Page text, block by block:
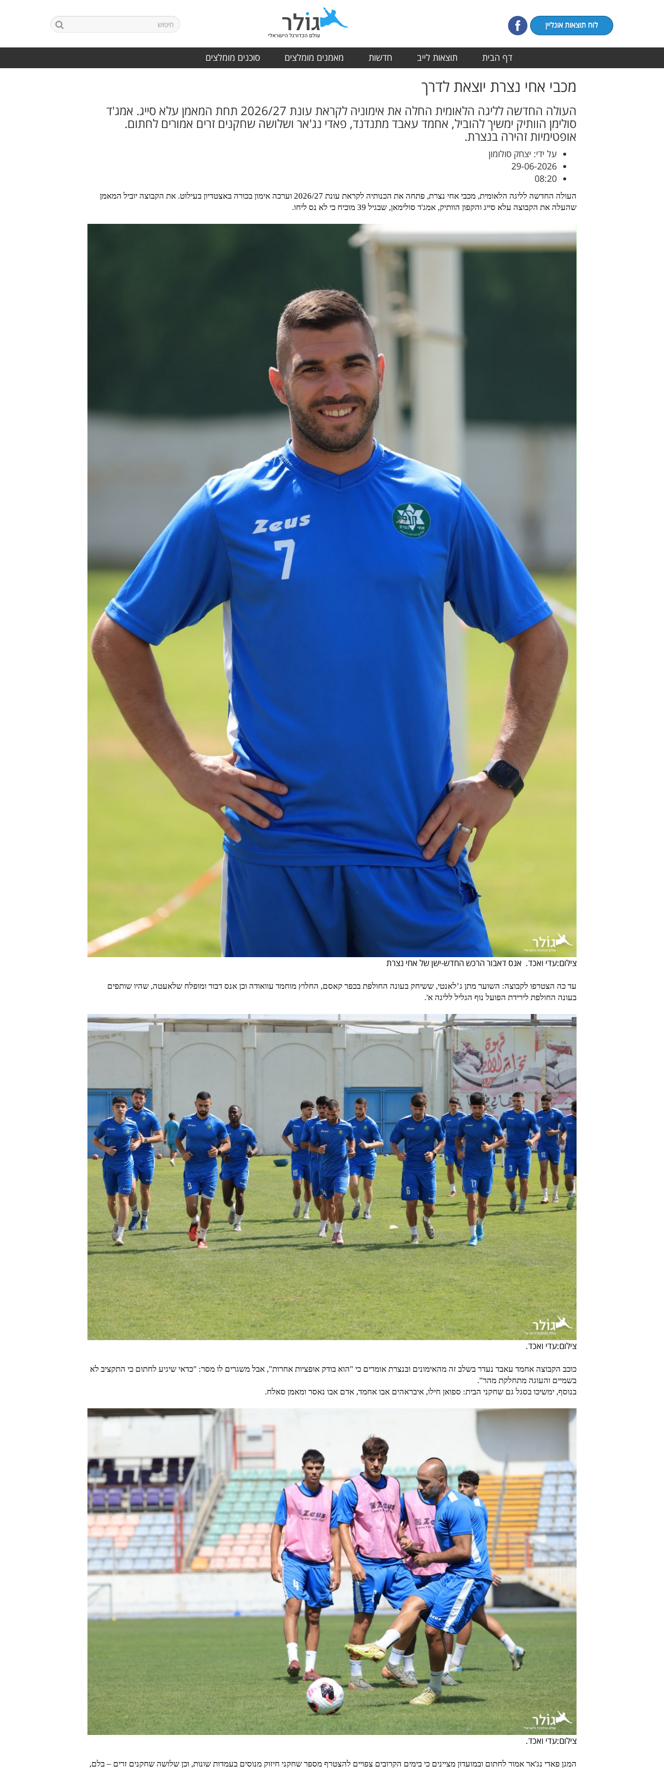
דף הבית תוצאות לייב חדשות מאמנים מומלצים סוכנים מומלצים
מכבי אחי נצרת יוצאת לדרך
העולה החדשה לליגה הלאומית החלה את אימוניה לקראת עונת 2026/27 תחת המאמן עלא סייג. אמג'ד
סולימן הוותיק ימשיך להוביל, אחמד עאבד מתנדנד, פאדי נג'אר ושלושה שחקנים זרים אמורים לחתום.
אופטימיות זהירה בנצרת.
על ידי: יצחק סולומון
29-06-2026
08:20
העולה החדשה לליגה הלאומית, מכבי אחי נצרת, פתחה את הכנותיה לקראת עונת 2026/27 וערכה אימון בכורה באצטדיון בעילוט. את הקבוצה יוביל המאמן
שהעלה את הקבוצה עלא סייג והקפון הוותיק, אמג'ד סולימאן, שבגיל 39 מוכיח כי לא נס ליחו.
צילום:עדי ואכד. אנס דאבור הרכש החדש-ישן של אחי נצרת
עד כה הצטרפו לקבוצה: השוער מתן ג’לאנטי, ששיחק בעונה החולפת בכפר קאסם, החלוץ מוחמד עוואודה וכן אנס דבור ומופלח שלאעטה, שהיו שותפים
בעונה החולפת לירידת הפועל נוף הגליל לליגה א'.
צילום:עדי ואכד.
כוכב הקבוצה אחמד עאבד נעדר בשלב זה מהאימונים ובנצרת אומרים כי "הוא בודק אופציות אחרות", אבל משגרים לו מסר: "כדאי שיגיע לחתום כי התקציב לא
בשמיים והעוגה מתחלקת מהר".
בנוסף, ימשיכו בסגל גם שחקני הבית: ספואן חילו, איבראהים אבו אחמד, אדם אבו נאסר ומאמן סאלח.
צילום:עדי ואכד.
המגן פאדי נג'אר אמור לחתום ובמועדון מציינים כי בימים הקרובים צפויים להצטרף מספר שחקני חיזוק מנוסים בעמדות שונות, וכן שלושה שחקנים זרים – בלם,